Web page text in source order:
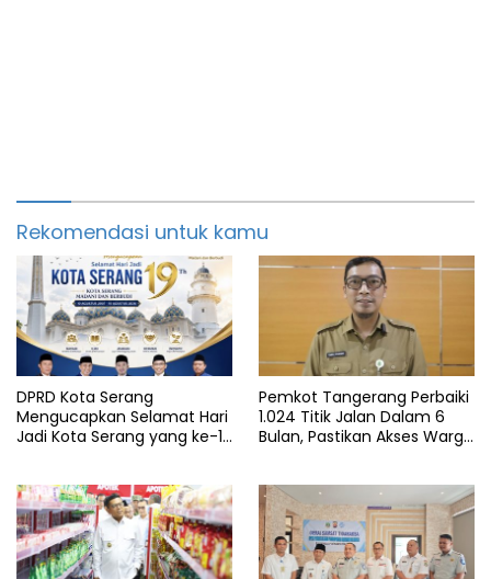
Rekomendasi untuk kamu
DPRD Kota Serang
Mengucapkan Selamat Hari
Jadi Kota Serang yang ke-19
Pemkot Tangerang Perbaiki
1.024 Titik Jalan Dalam 6
Bulan, Pastikan Akses Warga